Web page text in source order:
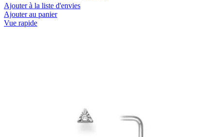
Ajouter à la liste d'envies
Ajouter au panier
Vue rapide